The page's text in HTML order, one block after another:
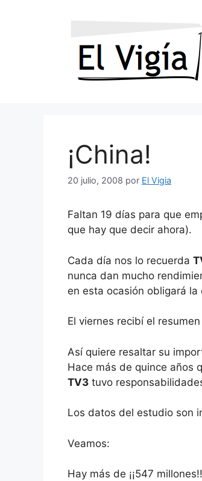
¡China!
20 julio, 2008 por El Vigia
Faltan 19 días para que
que hay que decir ahora).
Cada día nos lo recuerda
nunca dan mucho
en esta ocasión obligará la
El viernes recibí el
Así quiere resaltar su
Hace más de quince años
TV3 tuvo
Los datos del estudio son
Veamos:
Hay más de ¡¡547